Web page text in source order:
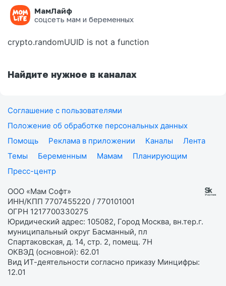
МамЛайф
соцсеть мам и беременных
Ошибка на странице
crypto.randomUUID is not a function
Найдите нужное в каналах
Соглашение с пользователями
Положение об обработке персональных данных
Помощь
Реклама в приложении Каналы
Лента
Темы
Беременным Мамам
Планирующим
Пресс-центр
ООО «Мам Софт»
ИНН/КПП 7707455220 / 770101001
ОГРН 1217700330275
Юридический адрес: 105082, Город Москва, вн.тер.г.
муниципальный округ Басманный, пл
Спартаковская, д. 14, стр. 2, помещ. 7Н
ОКВЭД (основной): 62.01
Вид ИТ-деятельности согласно приказу Минцифры:
12.01